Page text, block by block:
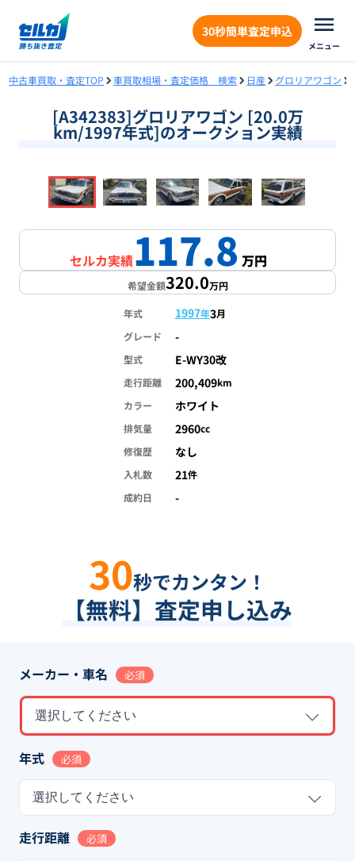
30秒簡単査定申込
メニュー
中古車買取・査定TOP 車買取相場・査定価格 検索 日産 グロリアワゴン
[A342383]グロリアワゴン [20.0万
km/1997年式]のオークション実績
1/18
セルカ実績117.8万円
希望金額320.0万円
年式 1997年3月
グレード
-
型式 E-WY30改
走行距離 200,409km
カラー
ホワイト
排気量 2960cc
修復歴
なし
入札数 21件
成約日
-
30秒でカンタン！
【無料】査定申し込み
メーカー・車名 必須
選択してください
年式 必須
選択してください
走行距離 必須